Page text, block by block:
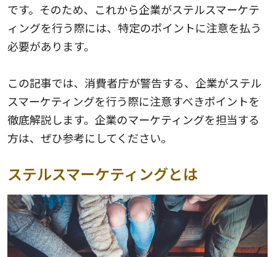
です。そのため、これから企業がステルスマーケテ
ィングを行う際には、特定のポイントに注意を払う
必要があります。
この記事では、消費者庁が警告する、企業がステル
スマーケティングを行う際に注意すべきポイントを
徹底解説します。企業のマーケティングを担当する
方は、ぜひ参考にしてください。
ステルスマーケティングとは